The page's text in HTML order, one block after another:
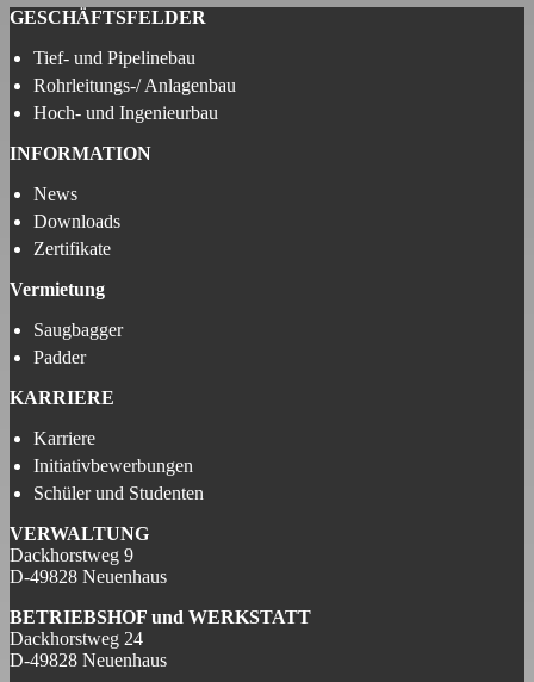
GESCHÄFTSFELDER
Tief- und Pipelinebau
Rohrleitungs-/ Anlagenbau
Hoch- und Ingenieurbau
INFORMATION
News
Downloads
Zertifikate
Vermietung
Saugbagger
Padder
KARRIERE
Karriere
Initiativbewerbungen
Schüler und Studenten
VERWALTUNG
Dackhorstweg 9
D-49828 Neuenhaus
BETRIEBSHOF und WERKSTATT
Dackhorstweg 24
D-49828 Neuenhaus